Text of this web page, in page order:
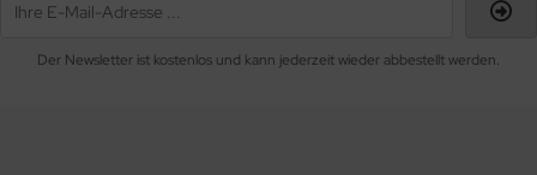
Der Newsletter ist kostenlos und kann jederzeit wieder abbestellt werden.